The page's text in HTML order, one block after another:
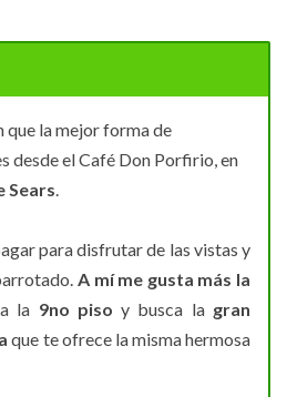
que la mejor forma de
desde el Café Don Porfirio, en
Sears.
para disfrutar de las vistas y
A mí me gusta más la
la 9no pisoy busca la gran
que te ofrece la misma hermosa